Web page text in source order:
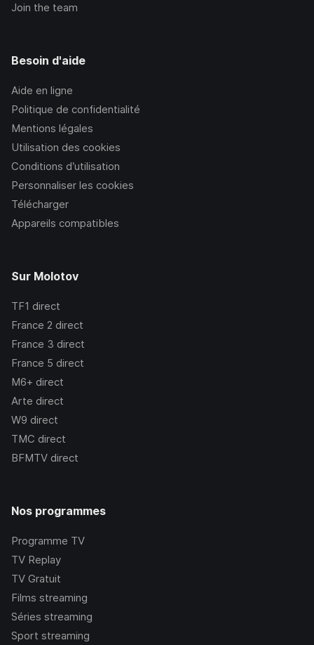
Join the team
Besoin d'aide
Aide en ligne
Politique de confidentialité
Mentions légales
Utilisation des cookies
Conditions d’utilisation
Personnaliser les cookies
Télécharger
Appareils compatibles
Sur Molotov
TF1 direct
France 2 direct
France 3 direct
France 5 direct
M6+ direct
Arte direct
W9 direct
TMC direct
BFMTV direct
Nos programmes
Programme TV
TV Replay
TV Gratuit
Films streaming
Séries streaming
Sport streaming